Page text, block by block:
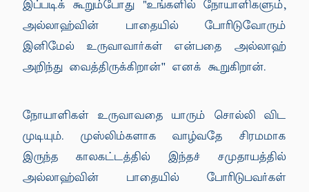
இப்படிக் கூறும்போது "உங்களில் நோயாளிகளும்,
அல்லாஹ்வின் பாதையில் போரிடுவோரும்
இனிமேல் உருவாவார்கள் என்பதை அல்லாஹ்
அறிந்து வைத்திருக்கிறான்'' எனக் கூறுகிறான்.
நோயாளிகள் உருவாவதை யாரும் சொல்லி விட
முடியும். முஸ்லிம்களாக வாழ்வதே சிரமமாக
இருந்த காலகட்டத்தில் இந்தச் சமுதாயத்தில்
அல்லாஹ்வின் பாதையில் போரிடுபவர்கள்